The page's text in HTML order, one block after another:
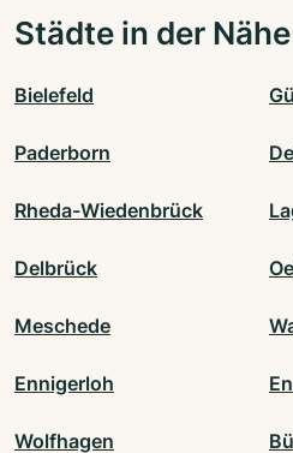
Städte in der Nähe
Bielefeld
Paderborn
Rheda-Wiedenbrück
Delbrück
Meschede
Ennigerloh
Wolfhagen